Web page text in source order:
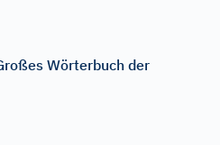
Wörterbuch der